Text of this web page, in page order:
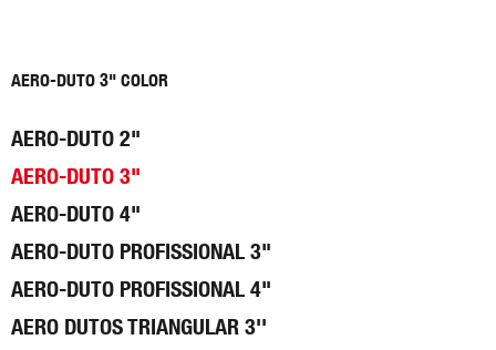
AERO-DUTO 3" COLOR
AERO-DUTO 2"
AERO-DUTO 3"
AERO-DUTO 4"
AERO-DUTO PROFISSIONAL 3"
AERO-DUTO PROFISSIONAL 4"
AERO DUTOS TRIANGULAR 3''